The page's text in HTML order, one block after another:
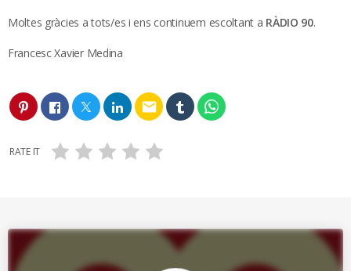
Moltes gràcies a tots/es i ens continuem escoltant a RÀDIO 90.
Francesc Xavier Medina
email
RATE IT